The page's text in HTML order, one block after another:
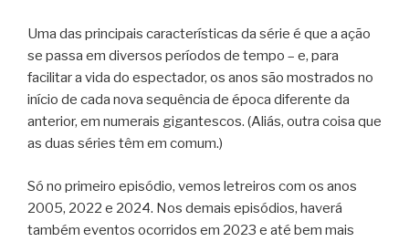
Uma das principais características da série é que a ação
se passa em diversos períodos de tempo – e, para
facilitar a vida do espectador, os anos são mostrados no
início de cada nova sequência de época diferente da
anterior, em numerais gigantescos. (Aliás, outra coisa que
as duas séries têm em comum.)
Só no primeiro episódio, vemos letreiros com os anos
2005, 2022 e 2024. Nos demais episódios, haverá
também eventos ocorridos em 2023 e até bem mais